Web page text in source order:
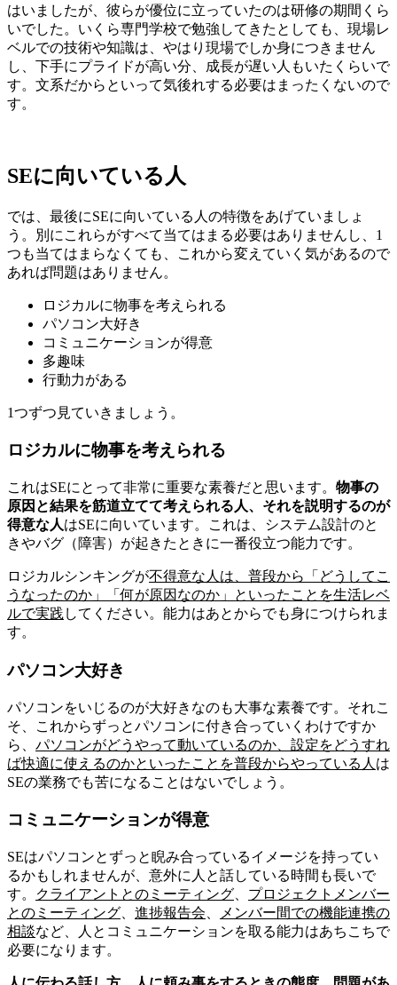
はいましたが、彼らが優位に立っていたのは研修の期間くら
いでした。いくら専門学校で勉強してきたとしても、現場レ
ベルでの技術や知識は、やはり現場でしか身につきません
し、下手にプライドが高い分、成長が遅い人もいたくらいで
す。文系だからといって気後れする必要はまったくないので
す。
SEに向いている人
では、最後にSEに向いている人の特徴をあげていましょ
う。別にこれらがすべて当てはまる必要はありませんし、1
つも当てはまらなくても、これから変えていく気があるので
あれば問題はありません。
ロジカルに物事を考えられる
パソコン大好き
コミュニケーションが得意
多趣味
行動力がある
1つずつ見ていきましょう。
ロジカルに物事を考えられる
これはSEにとって非常に重要な素養だと思います。 物事の
原因と結果を筋道立てて考えられる人、それを説明するのが
得意な人はSEに向いています。これは、システム設計のと
きやバグ（障害）が起きたときに一番役立つ能力です。
ロジカルシンキングが不得意な人は、普段から「どうしてこ
うなったのか」「何が原因なのか」といったことを生活レベ
ルで実践 してください。能力はあとからでも身につけられま
す。
パソコン大好き
パソコンをいじるのが大好きなのも大事な素養です。それこ
そ、これからずっとパソコンに付き合っていくわけですか
ら、 パソコンがどうやって動いているのか、設定をどうすれ
ば快適に使えるのかといったことを普段からやっている人 は
SEの業務でも苦になることはないでしょう。
コミュニケーションが得意
SEはパソコンとずっと睨み合っているイメージを持ってい
るかもしれませんが、意外に人と話している時間も長いで
す。
クライアントとのミーティング
プロジェクトメンバー
とのミーティング
進捗報告会
メンバー間での機能連携の
相談など、人とコミュニケーションを取る能力はあちこちで
必要になります。